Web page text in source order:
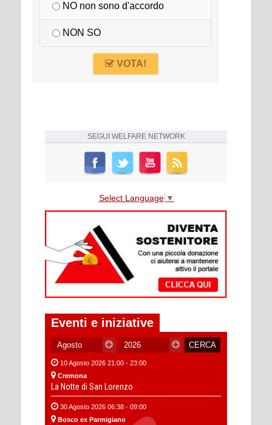
NO non sono d'accordo
NON SO
VOTA!
SEGUI WELFARE NETWORK
Select Language ▼
Eventi e iniziative
10 Agosto 2026 21:00 - 23:00
Cremona
La Notte di San Lorenzo
30 Agosto 2026 06:38 - 09:00
Bosco ex Parmigiano